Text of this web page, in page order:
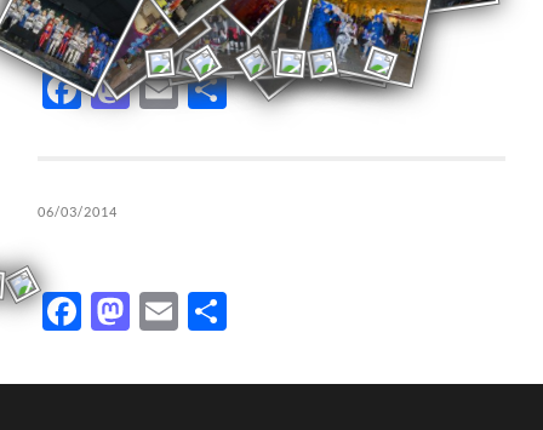
Facebook
Mastodon
EmailCompartir
06/03/2014
Facebook
Mastodon
Email